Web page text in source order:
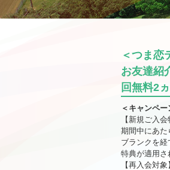
＜つま恋
お友達紹
回無料2
＜キャンペー
【新規ご入会
期間中にあた
ブランクを
特典が適用さ
【再入会対象